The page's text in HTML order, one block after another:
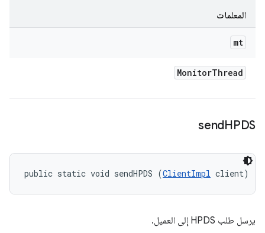
المعلمات
mt
MonitorThread
sendHPDS
public static void sendHPDS (ClientImpl client)
يرسل طلب HPDS إلى العميل.